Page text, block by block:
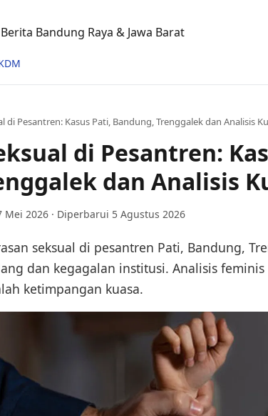
Bandung Raya & Jawa Barat
di Pesantren: Kasus Pati, Bandung, Trenggalek dan Analisis
di Pesantren:
dan Analisis
Mei 2026 · Diperbarui 5 Agustus 2026
seksual di pesantren Pati, Bandung,
dan kegagalan institusi. Analisis
ketimpangan kuasa.